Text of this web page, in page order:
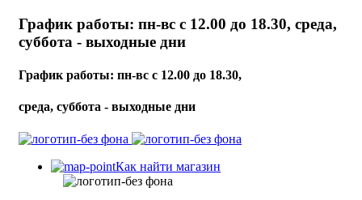
График работы: пн-вс с 12.00 до 18.30, среда,
суббота - выходные дни
График работы: пн-вс с 12.00 до 18.30,
среда, суббота - выходные дни
Как найти магазин